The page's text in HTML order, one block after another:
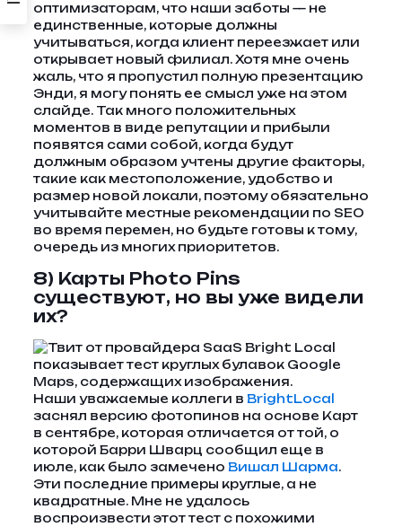
оптимизаторам, что наши заботы — не
единственные, которые должны
учитываться, когда клиент переезжает или
открывает новый филиал. Хотя мне очень
жаль, что я пропустил полную презентацию
Энди, я могу понять ее смысл уже на этом
слайде. Так много положительных
моментов в виде репутации и прибыли
появятся сами собой, когда будут
должным образом учтены другие факторы,
такие как местоположение, удобство и
размер новой локали, поэтому обязательно
учитывайте местные рекомендации по SEO
во время перемен, но будьте готовы к тому,
очередь из многих приоритетов.
8) Карты Photo Pins
существуют, но вы уже видели
их?
Наши уважаемые коллеги в BrightLocal
заснял версию фотопинов на основе Карт
в сентябре, которая отличается от той, о
которой Барри Шварц сообщил еще в
июле, как было замечено Вишал Шарма.
Эти последние примеры круглые, а не
квадратные. Мне не удалось
воспроизвести этот тест с похожими